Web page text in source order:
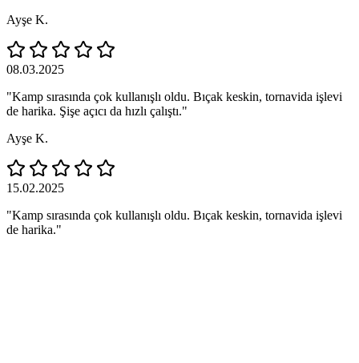
Ayşe K.
08.03.2025
"Kamp sırasında çok kullanışlı oldu. Bıçak keskin, tornavida işlevi
de harika. Şişe açıcı da hızlı çalıştı."
Ayşe K.
15.02.2025
"Kamp sırasında çok kullanışlı oldu. Bıçak keskin, tornavida işlevi
de harika."